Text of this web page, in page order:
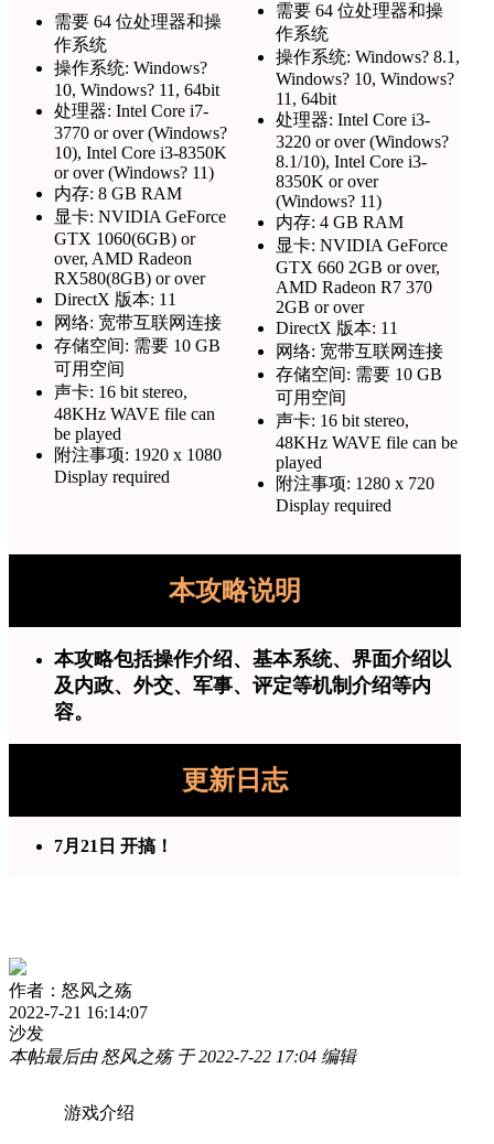
需要 64 位处理器和操
作系统
操作系统: Windows?
10, Windows? 11, 64bit
处理器: Intel Core i7-
3770 or over (Windows?
10), Intel Core i3-8350K
or over (Windows? 11)
内存: 8 GB RAM
显卡: NVIDIA GeForce
GTX 1060(6GB) or
over, AMD Radeon
RX580(8GB) or over
DirectX 版本: 11
网络: 宽带互联网连接
存储空间: 需要 10 GB
可用空间
声卡: 16 bit stereo,
48KHz WAVE file can
be played
附注事项: 1920 x 1080
Display required
需要 64 位处理器和操
作系统
操作系统: Windows? 8.1,
Windows? 10, Windows?
11, 64bit
处理器: Intel Core i3-
3220 or over (Windows?
8.1/10), Intel Core i3-
8350K or over
(Windows? 11)
内存: 4 GB RAM
显卡: NVIDIA GeForce
GTX 660 2GB or over,
AMD Radeon R7 370
2GB or over
DirectX 版本: 11
网络: 宽带互联网连接
存储空间: 需要 10 GB
可用空间
声卡: 16 bit stereo,
48KHz WAVE file can be
played
附注事项: 1280 x 720
Display required
本攻略说明
本攻略包括操作介绍、基本系统、界面介绍以
及内政、外交、军事、评定等机制介绍等内
容。
更新日志
7月21日 开搞！
作者：怒风之殇
2022-7-21 16:14:07
沙发
本帖最后由 怒风之殇 于 2022-7-22 17:04 编辑
游戏介绍